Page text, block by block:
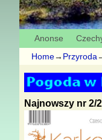
Anonse
Home→ Przyroda
Najnowszy nr 2/